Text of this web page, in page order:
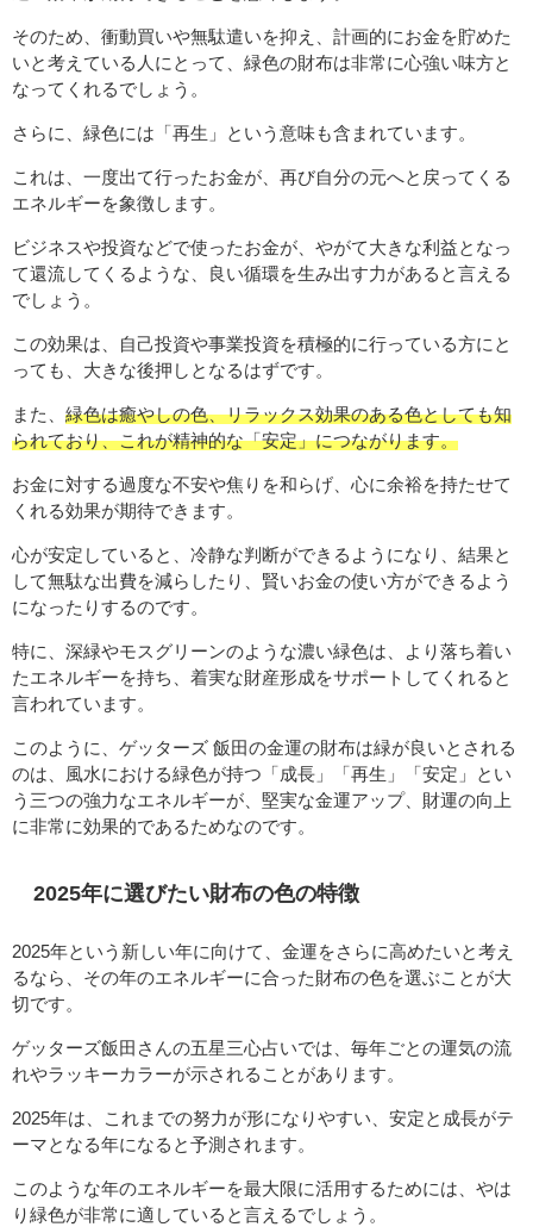
そのため、衝動買いや無駄遣いを抑え、計画的にお金を貯めた
いと考えている人にとって、緑色の財布は非常に心強い味方と
なってくれるでしょう。
さらに、緑色には「再生」という意味も含まれています。
これは、一度出て行ったお金が、再び自分の元へと戻ってくる
エネルギーを象徴します。
ビジネスや投資などで使ったお金が、やがて大きな利益となっ
て還流してくるような、良い循環を生み出す力があると言える
でしょう。
この効果は、自己投資や事業投資を積極的に行っている方にと
っても、大きな後押しとなるはずです。
また、 緑色は癒やしの色、リラックス効果のある色としても知
られており、これが精神的な「安定」につながります。
お金に対する過度な不安や焦りを和らげ、心に余裕を持たせて
くれる効果が期待できます。
心が安定していると、冷静な判断ができるようになり、結果と
して無駄な出費を減らしたり、賢いお金の使い方ができるよう
になったりするのです。
特に、深緑やモスグリーンのような濃い緑色は、より落ち着い
たエネルギーを持ち、着実な財産形成をサポートしてくれると
言われています。
このように、ゲッターズ 飯田の金運の財布は緑が良いとされる
のは、風水における緑色が持つ「成長」「再生」「安定」とい
う三つの強力なエネルギーが、堅実な金運アップ、財運の向上
に非常に効果的であるためなのです。
2025年に選びたい財布の色の特徴
2025年という新しい年に向けて、金運をさらに高めたいと考え
るなら、その年のエネルギーに合った財布の色を選ぶことが大
切です。
ゲッターズ飯田さんの五星三心占いでは、毎年ごとの運気の流
れやラッキーカラーが示されることがあります。
2025年は、これまでの努力が形になりやすい、安定と成長がテ
ーマとなる年になると予測されます。
このような年のエネルギーを最大限に活用するためには、やは
り緑色が非常に適していると言えるでしょう。